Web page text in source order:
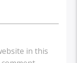
in this